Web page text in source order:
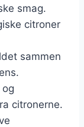
smag.
citroner
sammen
citronerne.